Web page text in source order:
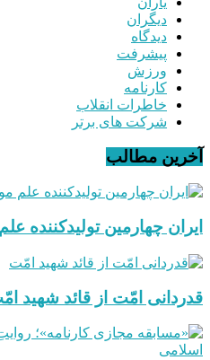
دیگران
دیدگاه
پیشرفت
ورزش
کارنامه
خاطرات انقلاب
شرکت های برتر
آخرین مطالب
ایران چهارمین تولیدکننده
قدردانی امّت از قائد شهید